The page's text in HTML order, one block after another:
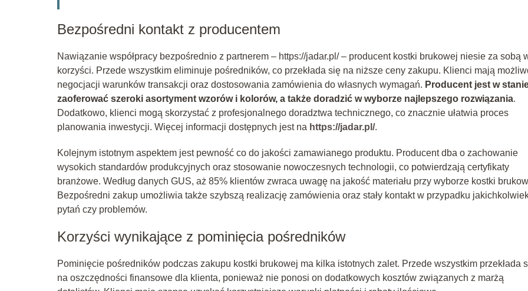
Bezpośredni kontakt z producentem
Nawiązanie współpracy bezpośrednio z partnerem – https://jadar.pl/ – producent kostki brukowej niesie za sobą
korzyści. Przede wszystkim eliminuje pośredników, co przekłada się na niższe ceny zakupu. Klienci mają
negocjacji warunków transakcji oraz dostosowania zamówienia do własnych wymagań. Producent jest w
zaoferować szeroki asortyment wzorów i kolorów, a także doradzić w wyborze najlepszego rozwiązania.
Dodatkowo, klienci mogą skorzystać z profesjonalnego doradztwa technicznego, co znacznie ułatwia proces
planowania inwestycji. Więcej informacji dostępnych jest na https://jadar.pl/.
Kolejnym istotnym aspektem jest pewność co do jakości zamawianego produktu. Producent dba o zachowanie
wysokich standardów produkcyjnych oraz stosowanie nowoczesnych technologii, co potwierdzają certyfikaty
branżowe. Według danych GUS, aż 85% klientów zwraca uwagę na jakość materiału przy wyborze kostki
Bezpośredni zakup umożliwia także szybszą realizację zamówienia oraz stały kontakt w przypadku
pytań czy problemów.
Korzyści wynikające z pominięcia pośredników
Pominięcie pośredników podczas zakupu kostki brukowej ma kilka istotnych zalet. Przede wszystkim przekłada
na oszczędności finansowe dla klienta, ponieważ nie ponosi on dodatkowych kosztów związanych z marżą